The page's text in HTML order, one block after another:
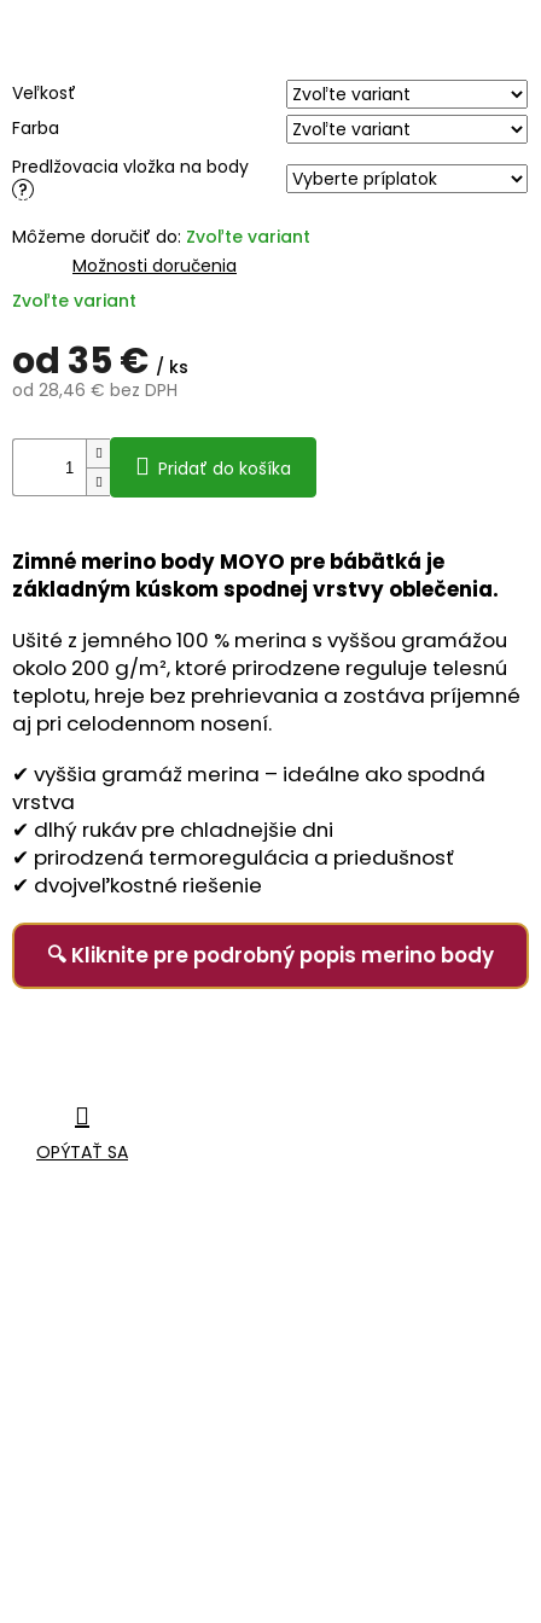
od 35 € / ks
od 28,46 € bez DPH
cena:
Zvoľte variant
Veľkosť
Farba
Predlžovacia vložka na body
?
Môžeme doručiť do: Zvoľte variant
Možnosti doručenia
Pridať do košíka
Zimné merino body MOYO pre bábätká je
základným kúskom spodnej vrstvy oblečenia.
Ušité z jemného 100 % merina s vyššou gramážou
okolo 200 g/m², ktoré prirodzene reguluje telesnú
teplotu, hreje bez prehrievania a zostáva príjemné
aj pri celodennom nosení.
✔ vyššia gramáž merina – ideálne ako spodná
vrstva
✔ dlhý rukáv pre chladnejšie dni
✔ prirodzená termoregulácia a priedušnosť
✔ dvojveľkostné riešenie
🔍 Kliknite pre podrobný popis merino body
OPÝTAŤ SA